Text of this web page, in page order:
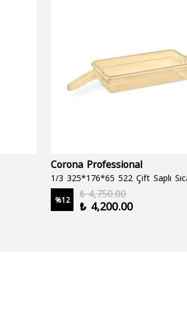
Corona Professional
%12
₺ 4,750.00
₺ 4,200.00